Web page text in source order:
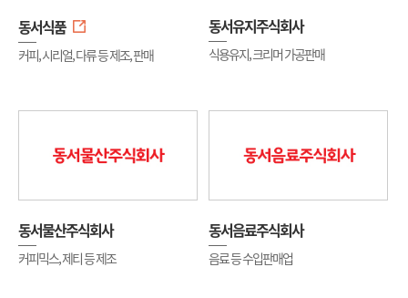
내부정보관리규정
브랜드 스토리
동서식품
커피, 시리얼, 다류 등 제조, 판매
동서유지주식회사
식용유지, 크리머 가공판매
동서물산주식회사
커피믹스, 제티 등 제조
동서음료주식회사
음료 등 수입판매업